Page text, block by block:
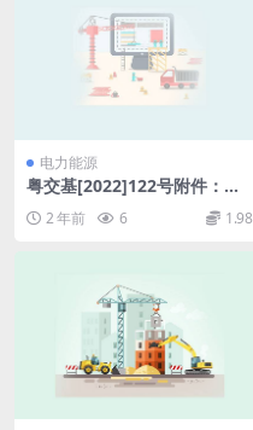
电力能源
粤交基[2022]122号附件：广
东省美丽农村路建设导则试行.
pdf2 年前 6 1.98